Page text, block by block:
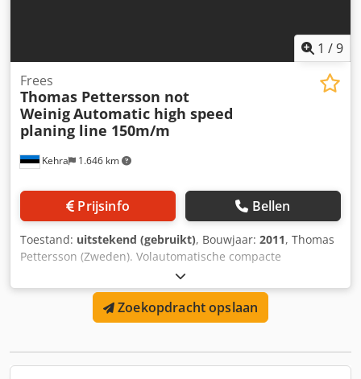
1 /9
Kehra 1.646 km
Frees
Thomas Pettersson not
WeinigAutomatic high speed
planing line 150m/m
Prijsinfo Bellen
Toestand: uitstekend (gebruikt), Bouwjaar: 2011, Thomas
Pettersson (Zweden). Volautomatische compacte
hogesnelheidsschaaflijn 150m/min !!! Hoogwaardig
verwerkingssysteem dat geschikt is voor gebruik met een
frees, dubbelzijdige tenoner enz. bestaande uit het
volgende. Dcedpfeth Taaex Alisk 1. Pakinvoersysteem,
Zoekopdracht opslaan